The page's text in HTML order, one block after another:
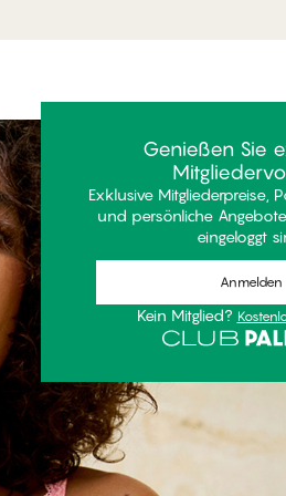
Genießen Sie
Exklusive Mitgliederpreise,
und persönliche
eingeloggt
Anmelden
Kein Mitglied?